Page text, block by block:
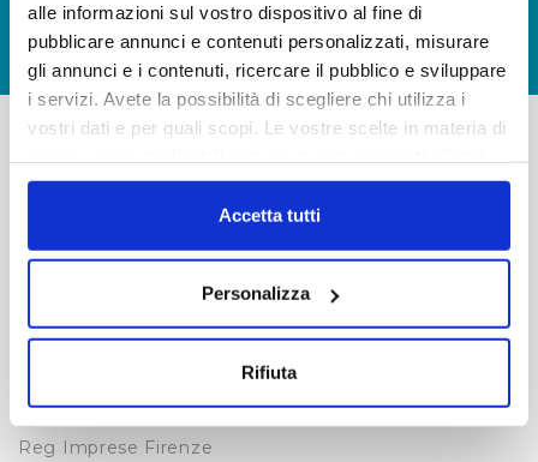
alle informazioni sul vostro dispositivo al fine di
pubblicare annunci e contenuti personalizzati, misurare
gli annunci e i contenuti, ricercare il pubblico e sviluppare
i servizi. Avete la possibilità di scegliere chi utilizza i
vostri dati e per quali scopi. Le vostre scelte in materia di
in cui avete effettuato le vostre scelte. È possibile
modificare o revocare il proprio consenso in qualsiasi
momento dalla Dichiarazione sui cookie o facendo clic
Con il tuo consenso, vorremmo anche:
raccogliere informazioni sulla tua posizione
Identificare il tuo dispositivo, scansionandolo
Accetta tutti
Personalizza
Rifiuta
GIUDICA IL SERVIZIO
LAVORA CON NOI
50126 Fi
i.v.
Reg Imprese Firenze
FAQ
PRIVACY POLICY
NOTE LEGALI
COOKIE
WHISTLEBLOWING
CREDITS